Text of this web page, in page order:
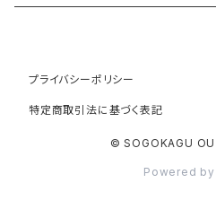
プライバシーポリシー
特定商取引法に基づく表記
© SOGOKAGU
Powered by